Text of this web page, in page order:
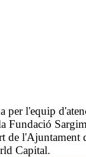
per l'equip
Fundació
de l'Ajuntament
Capital.